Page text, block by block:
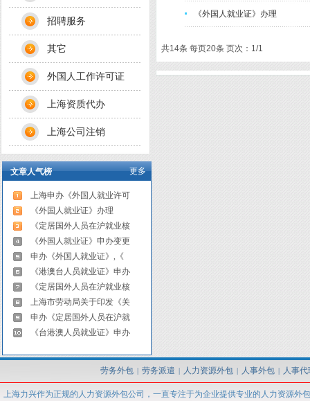
《外国人就业证》办理
共14条 每页20条 页次：1/1
招聘服务
其它
外国人工作许可证
上海资质代办
上海公司注销
文章人气榜 更多
上海申办《外国人就业许可
《外国人就业证》办理
《定居国外人员在沪就业核
《外国人就业证》申办变更
申办《外国人就业证》,《
《港澳台人员就业证》申办
《定居国外人员在沪就业核
上海市劳动局关于印发《关
申办《定居国外人员在沪就
《台港澳人员就业证》申办
劳务外包 | 劳务派遣 | 人力资源外包 | 人事外包 | 人事代
上海力兴作为正规的人力资源外包公司 ，一直专注于为企业提供专业的人力资源外包